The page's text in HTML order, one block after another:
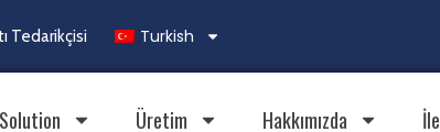
Tedarikçisi Turkish
Solution Üretim Hakkımızda